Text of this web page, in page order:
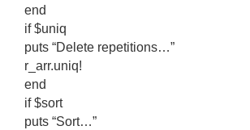
end
if $uniq
puts “Delete repetitions…”
r_arr.uniq!
end
if $sort
puts “Sort…”